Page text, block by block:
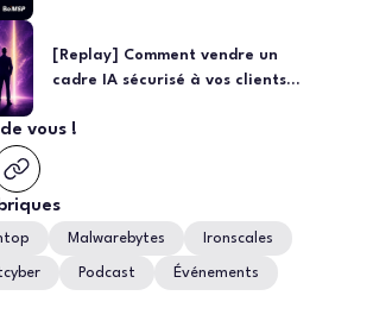
[Replay] Comment vendre un
cadre IA sécurisé à vos clients
votre place) ?
vous !
Malwarebytes Ironscales
Podcast Événements